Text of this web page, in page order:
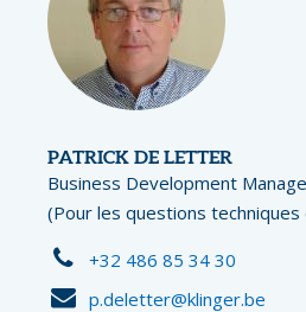
PATRICK DE LETTER
Business Development
(Pour les questions
+32 486 85 34 30
p.deletter@klinger.be